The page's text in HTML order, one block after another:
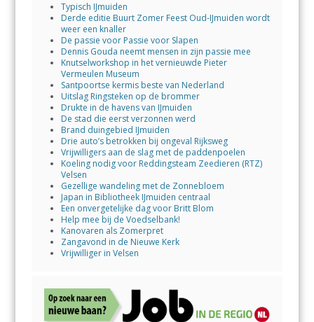
Typisch IJmuiden
Derde editie Buurt Zomer Feest Oud-IJmuiden wordt
weer een knaller
De passie voor Passie voor Slapen
Dennis Gouda neemt mensen in zijn passie mee
Knutselworkshop in het vernieuwde Pieter
Vermeulen Museum
Santpoortse kermis beste van Nederland
Uitslag Ringsteken op de brommer
Drukte in de havens van IJmuiden
De stad die eerst verzonnen werd
Brand duingebied IJmuiden
Drie auto’s betrokken bij ongeval Rijksweg
Vrijwilligers aan de slag met de paddenpoelen
Koeling nodig voor Reddingsteam Zeedieren (RTZ)
Velsen
Gezellige wandeling met de Zonnebloem
Japan in Bibliotheek IJmuiden centraal
Een onvergetelijke dag voor Britt Blom
Help mee bij de Voedselbank!
Kanovaren als Zomerpret
Zangavond in de Nieuwe Kerk
Vrijwilliger in Velsen